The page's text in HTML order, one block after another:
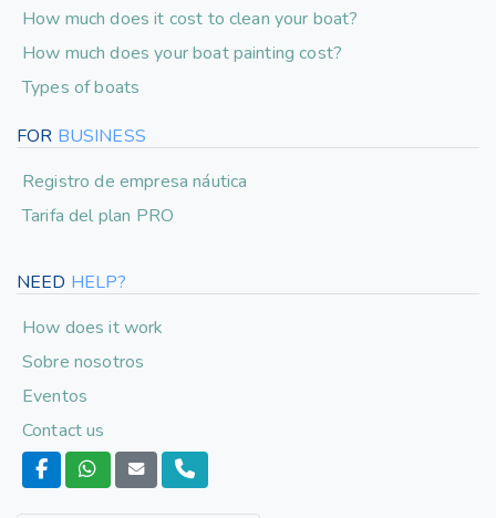
How much does it cost to clean your boat?
How much does your boat painting cost?
Types of boats
FOR BUSINESS
Registro de empresa náutica
Tarifa del plan PRO
NEED HELP?
How does it work
Sobre nosotros
Eventos
Contact us